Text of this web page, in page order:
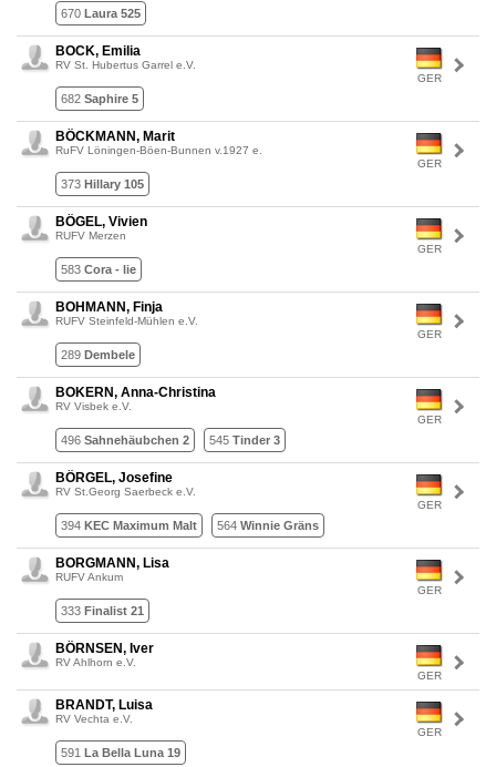
670 Laura 525
GER
BOCK, Emilia
RV St. Hubertus Garrel e.V.
682 Saphire 5
GER
BÖCKMANN, Marit
RuFV Löningen-Böen-Bunnen v.1927 e.
373 Hillary 105
GER
BÖGEL, Vivien
RUFV Merzen
583 Cora - lie
GER
BOHMANN, Finja
RUFV Steinfeld-Mühlen e.V.
289 Dembele
GER
BOKERN, Anna-Christina
RV Visbek e.V.
496 Sahnehäubchen 2 545 Tinder 3
GER
BÖRGEL, Josefine
RV St.Georg Saerbeck e.V.
394 KEC Maximum Malt 564 Winnie Gräns
GER
BORGMANN, Lisa
RUFV Ankum
333 Finalist 21
GER
BÖRNSEN, Iver
RV Ahlhorn e.V.
GER
BRANDT, Luisa
RV Vechta e.V.
591 La Bella Luna 19